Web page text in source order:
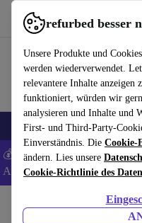
refurbed besser
Unsere Produkte und
werden wiederverwendet.
relevantere Inhalte anzeigen
funktioniert, würden wir
analysieren und Inhalte und
First- und Third-Party-
Einverständnis. Die Cookie-
ändern. Lies unsere
Cookie-Richtlinie des
refurbed schnell und einfach
🎒 Back to school Handys
💰 Extra -5% auf Samsung-
ANDROID5 -AGB
Zubehör